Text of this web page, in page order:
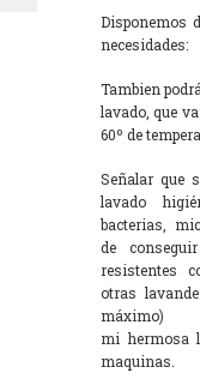
Disponemos
necesidades:
Tambien
lavado, que
60º de
Señalar que
lavado
bacterias,
de
resistentes
otras
máximo)
mi hermosa
maquinas.